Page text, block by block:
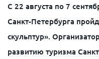
С 22 августа по 7
Санкт-Петербурга
скульптур».
развитию туризма